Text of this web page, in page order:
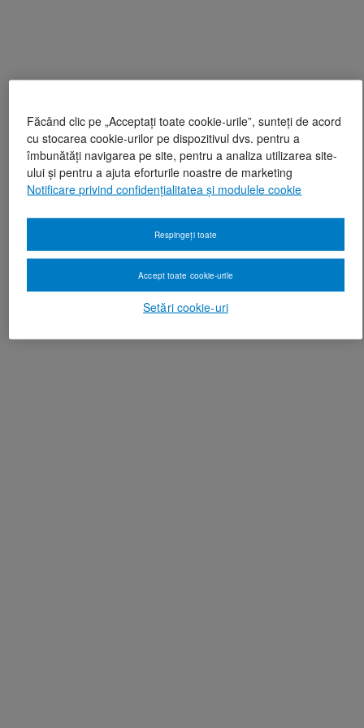
Făcând clic pe „Acceptați toate cookie-urile”, sunteți de acord
cu stocarea cookie-urilor pe dispozitivul dvs. pentru a
îmbunătăți navigarea pe site, pentru a analiza utilizarea site-
ului și pentru a ajuta eforturile noastre de marketing
Notificare privind confidențialitatea și modulele cookie
Setări cookie-uri
Respingeți toate
Accept toate cookie-urile